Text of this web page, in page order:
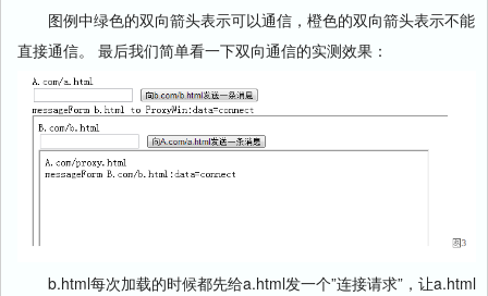
图例中绿色的双向箭头表示可以通信，橙色的双向箭头表示不能
直接通信。 最后我们简单看一下双向通信的实测效果：
b.html每次加载的时候都先给a.html发一个”连接请求”，让a.html